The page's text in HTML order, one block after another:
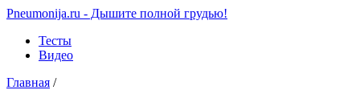
Pneumonija.ru - Дышите полной грудью!
Тесты
Видео
Главная /